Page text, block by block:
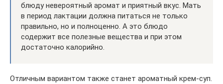
блюду невероятный аромат и приятный вкус. Мать
в период лактации должна питаться не только
правильно, но и полноценно. А это блюдо
содержит все полезные вещества и при этом
достаточно калорийно.
Отличным вариантом также станет ароматный крем-суп.